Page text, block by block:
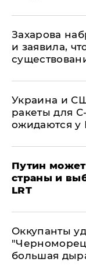
​Захарова
и заявила,
Украина и
ракеты для
ожидаются у
Путин может
страны и
LRT
Оккупанты
большая